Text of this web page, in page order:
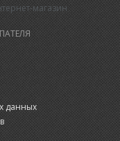
магазин
данных